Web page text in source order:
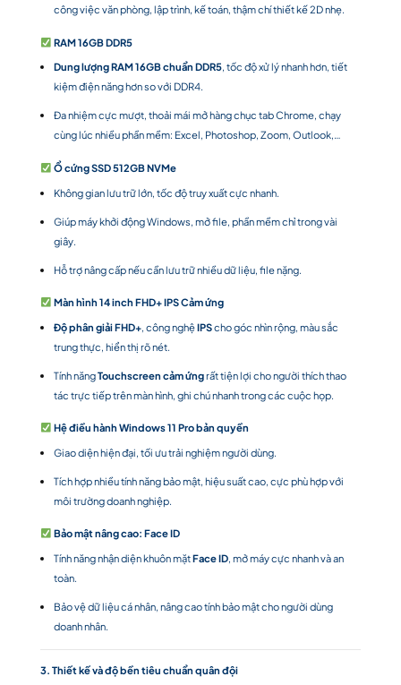
công việc văn phòng, lập trình, kế toán, thậm chí thiết kế 2D nhẹ.
RAM 16GB DDR5
Dung lượng RAM 16GB chuẩn DDR5, tốc độ xử lý nhanh hơn, tiết
kiệm điện năng hơn so với DDR4.
Đa nhiệm cực mượt, thoải mái mở hàng chục tab Chrome, chạy
cùng lúc nhiều phần mềm: Excel, Photoshop, Zoom, Outlook,…
Ổ cứng SSD 512GB NVMe
Không gian lưu trữ lớn, tốc độ truy xuất cực nhanh.
Giúp máy khởi động Windows, mở file, phần mềm chỉ trong vài
giây.
Hỗ trợ nâng cấp nếu cần lưu trữ nhiều dữ liệu, file nặng.
Màn hình 14 inch FHD+ IPS Cảm ứng
Độ phân giải FHD+, công nghệIPScho góc nhìn rộng, màu sắc
trung thực, hiển thị rõ nét.
Tính năngTouchscreen cảm ứngrất tiện lợi cho người thích thao
tác trực tiếp trên màn hình, ghi chú nhanh trong các cuộc họp.
Hệ điều hành Windows 11 Pro bản quyền
Giao diện hiện đại, tối ưu trải nghiệm người dùng.
Tích hợp nhiều tính năng bảo mật, hiệu suất cao, cực phù hợp với
môi trường doanh nghiệp.
Bảo mật nâng cao: Face ID
Tính năng nhận diện khuôn mặtFace ID, mở máy cực nhanh và an
toàn.
Bảo vệ dữ liệu cá nhân, nâng cao tính bảo mật cho người dùng
doanh nhân.
3. Thiết kế và độ bền tiêu chuẩn quân đội